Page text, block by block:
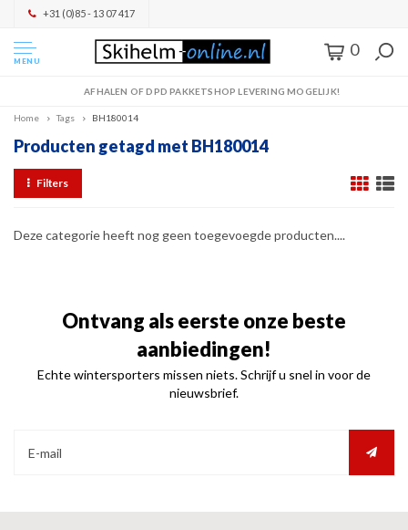
+31 (0)85 - 13 07 417
MENU
0
AFHALEN OF DPD PAKKETSHOP LEVERING MOGELIJK!
Home Tags BH180014
Producten getagd met BH180014
Filters
Deze categorie heeft nog geen toegevoegde producten....
Ontvang als eerste onze beste
aanbiedingen!
Echte wintersporters missen niets. Schrijf u snel in voor de
nieuwsbrief.